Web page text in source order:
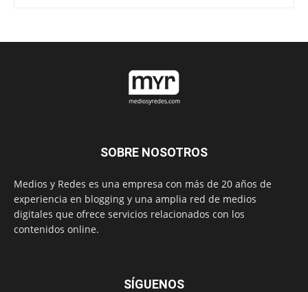
SOBRE NOSOTROS
Medios y Redes es una empresa con más de 20 años de
experiencia en blogging y una amplia red de medios
digitales que ofrece servicios relacionados con los
contenidos online.
SÍGUENOS